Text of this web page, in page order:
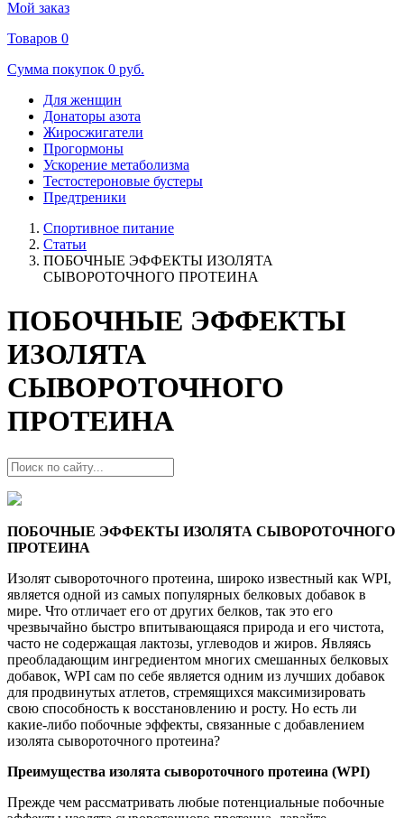
Мой заказ
Товаров 0
Сумма покупок 0 руб.
Для женщин
Донаторы азота
Жиросжигатели
Прогормоны
Ускорение метаболизма
Тестостероновые бустеры
Предтреники
Спортивное питание
Статьи
ПОБОЧНЫЕ ЭФФЕКТЫ ИЗОЛЯТА
СЫВОРОТОЧНОГО ПРОТЕИНА
ПОБОЧНЫЕ ЭФФЕКТЫ
ИЗОЛЯТА
СЫВОРОТОЧНОГО
ПРОТЕИНА
ПОБОЧНЫЕ ЭФФЕКТЫ ИЗОЛЯТА СЫВОРОТОЧНОГО
ПРОТЕИНА
Изолят сывороточного протеина, широко известный как WPI,
является одной из самых популярных белковых добавок в
мире. Что отличает его от других белков, так это его
чрезвычайно быстро впитывающаяся природа и его чистота,
часто не содержащая лактозы, углеводов и жиров. Являясь
преобладающим ингредиентом многих смешанных белковых
добавок, WPI сам по себе является одним из лучших добавок
для продвинутых атлетов, стремящихся максимизировать
свою способность к восстановлению и росту. Но есть ли
какие-либо побочные эффекты, связанные с добавлением
изолята сывороточного протеина?
Преимущества изолята сывороточного протеина (WPI)
Прежде чем рассматривать любые потенциальные побочные